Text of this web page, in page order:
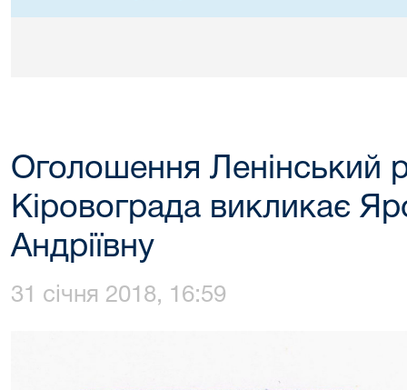
Оголошення Ленінський
Кіровограда викликає
Андріївну
31 січня 2018, 16:59